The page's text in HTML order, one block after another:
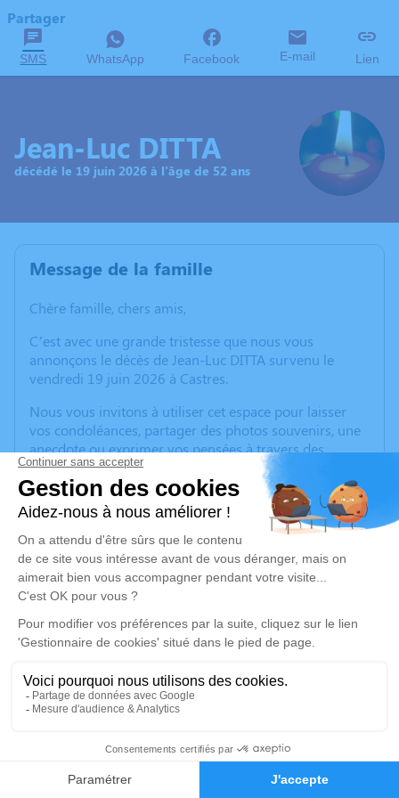
Faire-part Hommages
Partager
SMS WhatsApp Facebook E-mail Lien
Jean-Luc DITTA
décédé le 19 juin 2026 à l'âge de 52 ans
Message de la famille
Chère famille, chers amis,
C’est avec une grande tristesse que nous vous
annonçons le décès de Jean-Luc DITTA survenu le
vendredi 19 juin 2026 à Castres.
Nous vous invitons à utiliser cet espace pour laisser
vos condoléances, partager des photos souvenirs, une
anecdote ou exprimer vos pensées à travers des
poèmes ou des textes. Cet endroit est un lieu
d'expression dédié à honorer la mémoire de Jean-Luc
DITTA.
Je rends hommage
Crémation
mardi 23 juin 2026 à 09h30
Crématorium de Sémalens
2 Graboulas
81570 Sémalens
Je rends hommage
Déroulé des obsèques